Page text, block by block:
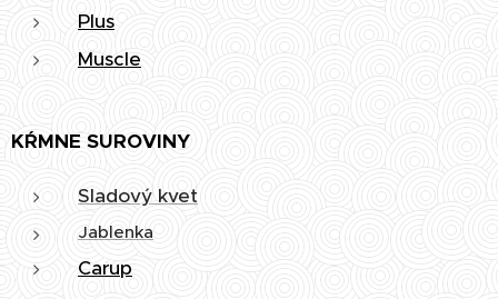
Plus
Muscle
KŔMNE SUROVINY
Sladový kvet
Jablenka
Carup